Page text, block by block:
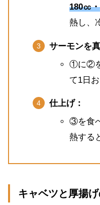
180㏄
熱し、
サーモンを
①に②を
て1日お
仕上げ：
③を食
熱する
キャベツと厚揚